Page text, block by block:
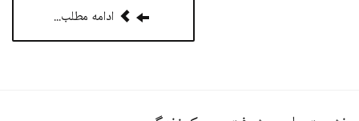
ادامه مطلب...